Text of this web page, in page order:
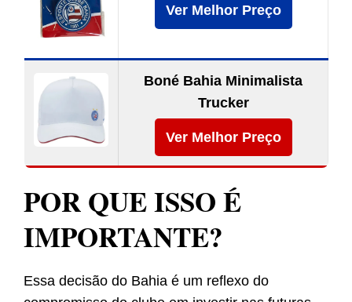
Ver Melhor Preço
Boné Bahia Minimalista
Trucker
Ver Melhor Preço
POR QUE ISSO É
IMPORTANTE?
Essa decisão do Bahia é um reflexo do